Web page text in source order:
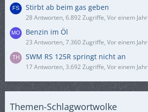
Stirbt ab beim gas geben
28 Antworten, 6.892 Zugriffe, Vor einem Jahr
Benzin im Öl
23 Antworten, 7.360 Zugriffe, Vor einem Jahr
SWM RS 125R springt nicht an
17 Antworten, 3.692 Zugriffe, Vor einem Jahr
Themen-Schlagwortwolke